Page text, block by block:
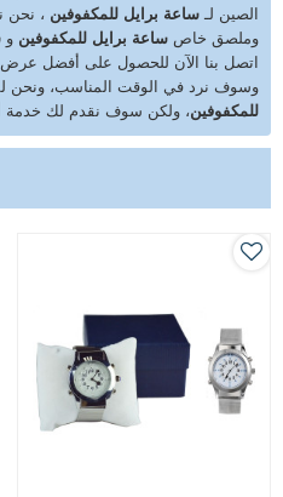
الصين لـ ساعة برايل للمكفوفين ، نحن
وملصق خاص ساعة برايل للمكفوفين و
اتصل بنا الآن للحصول على أفضل عرض
وسوف نرد في الوقت المناسب، ونحن
للمكفوفين، ولكن سوف نقدم لك خدمة